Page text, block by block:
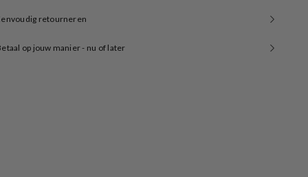
retourneren
op jouw manier - nu of later